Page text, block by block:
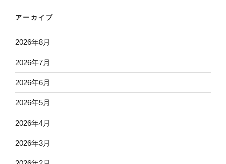
アーカイブ
2026年8月
2026年7月
2026年6月
2026年5月
2026年4月
2026年3月